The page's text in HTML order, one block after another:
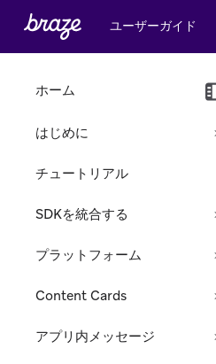
ユーザーガイド
ホーム
はじめに
チュートリアル
SDKを統合する
プラットフォーム
Content Cards
アプリ内メッセージ